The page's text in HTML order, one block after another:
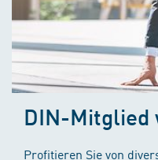
DIN-Mitglied
Profitieren Sie von